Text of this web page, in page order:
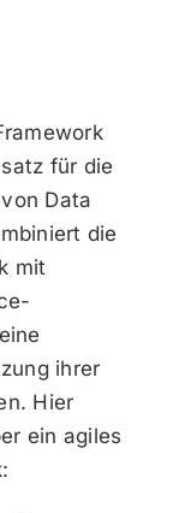
für die
Data
die
mit
ihrer
Hier
ein agiles